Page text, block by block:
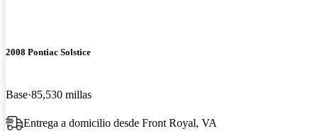
2008 Pontiac Solstice
Base 85,530 millas
Entrega a domicilio desde Front Royal, VA